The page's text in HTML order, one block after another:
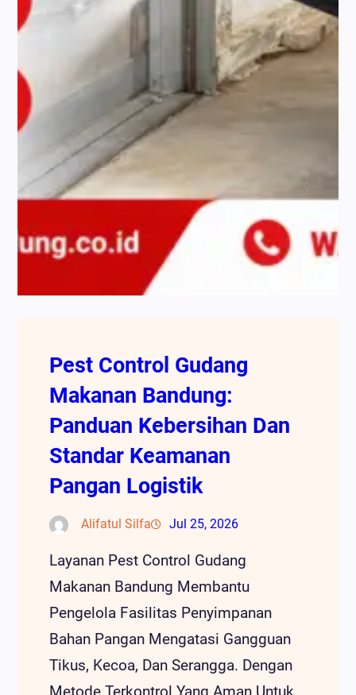
Pest Control Gudang
Makanan Bandung:
Panduan Kebersihan Dan
Standar Keamanan
Pangan Logistik
Alifatul Silfa Jul 25, 2026
Layanan Pest Control Gudang
Makanan Bandung Membantu
Pengelola Fasilitas Penyimpanan
Bahan Pangan Mengatasi Gangguan
Tikus, Kecoa, Dan Serangga. Dengan